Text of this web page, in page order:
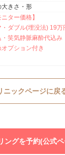
大きさ・形
ニター価格】
・ダブル(埋没法) 19万
・笑気静脈麻酔代込み
オプション付き
ニックページに戻
ングを予約(公式